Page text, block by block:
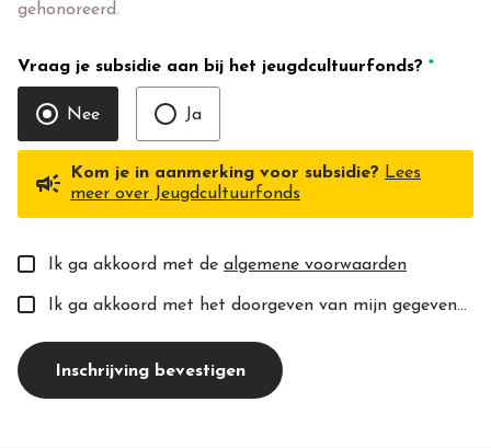
gehonoreerd.
Vraag je subsidie aan bij het jeugdcultuurfonds? *
Nee Ja
campaign Kom je in aanmerking voor subsidie? Lees
meer over Jeugdcultuurfonds
Ik ga akkoord met de algemene voorwaarden
Ik ga akkoord met het doorgeven van mijn gegevens aan de toekomstige docent(e).
Inschrijving bevestigen